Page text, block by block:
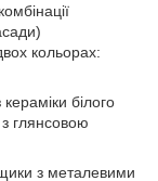
кольорах:
білого
глянсовою
з металевими